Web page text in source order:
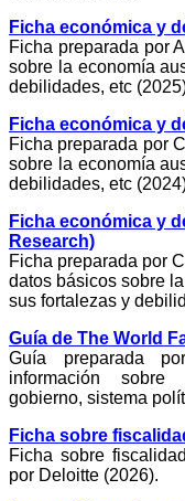
Ficha económica y
Ficha preparada por
sobre la economía
debilidades, etc
Ficha económica y
Ficha preparada por
sobre la economía
debilidades, etc
Ficha económica y
Research)
Ficha preparada por
datos básicos sobre
sus fortalezas y
Guía de The World
Guía preparada
información
gobierno, sistema
Ficha sobre
Ficha sobre
por Deloitte (2026).